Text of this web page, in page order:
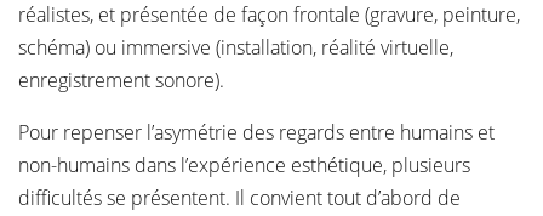
réalistes, et présentée de façon frontale (gravure, peinture,
schéma) ou immersive (installation, réalité virtuelle,
enregistrement sonore).
Pour repenser l’asymétrie des regards entre humains et
non-humains dans l’expérience esthétique, plusieurs
difficultés se présentent. Il convient tout d’abord de